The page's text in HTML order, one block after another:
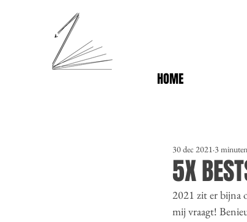
HOME
5X
30 dec 2021 3
2021 zit er bijna
mij vraagt!